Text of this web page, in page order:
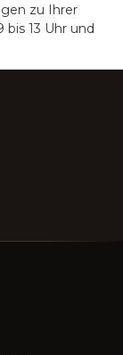
zu Ihrer
13 Uhr und